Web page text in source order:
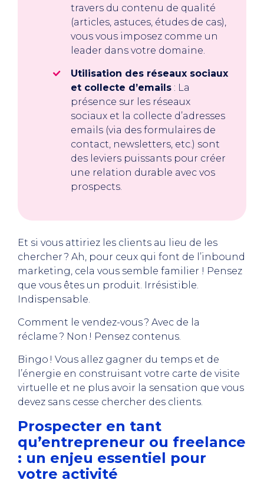
travers du contenu de qualité
(articles, astuces, études de cas),
vous vous imposez comme un
leader dans votre domaine.
Utilisation des réseaux sociaux
et collecte d’emails : La
présence sur les réseaux
sociaux et la collecte d’adresses
emails (via des formulaires de
contact, newsletters, etc.) sont
des leviers puissants pour créer
une relation durable avec vos
prospects.
Et si vous attiriez les clients au lieu de les
chercher ? Ah, pour ceux qui font de l’inbound
marketing, cela vous semble familier ! Pensez
que vous êtes un produit. Irrésistible.
Indispensable.
Comment le vendez-vous ? Avec de la
réclame ? Non ! Pensez contenus.
Bingo ! Vous allez gagner du temps et de
l’énergie en construisant votre carte de visite
virtuelle et ne plus avoir la sensation que vous
devez sans cesse chercher des clients.
Prospecter en tant
qu’entrepreneur ou freelance
: un enjeu essentiel pour
votre activité